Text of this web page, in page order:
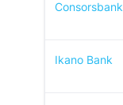
Consorsbank
Ikano Bank